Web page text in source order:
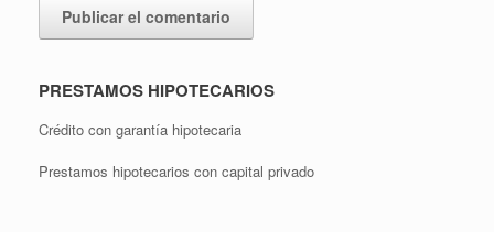
PRESTAMOS HIPOTECARIOS
Crédito con garantía hipotecaria
Prestamos hipotecarios con capital privado